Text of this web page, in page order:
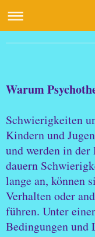
Praxis für Kinder- und
Warum
Schwierigkeiten
Kindern und
und werden in
dauern
lange an, können
Verhalten oder
führen. Unter
Bedingungen und